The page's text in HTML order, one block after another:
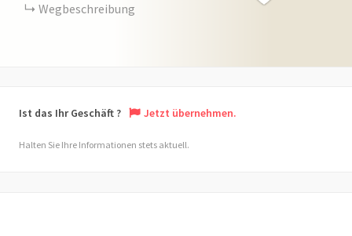
Wegbeschreibung
Ist das Ihr Geschäft ? Jetzt übernehmen.
Halten Sie Ihre Informationen stets aktuell.